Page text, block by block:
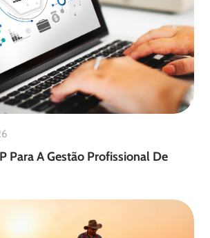
Para A Gestão Profissional De